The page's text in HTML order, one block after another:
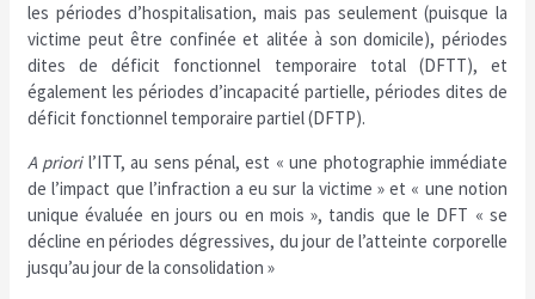
les périodes d’hospitalisation, mais pas seulement (puisque la
victime peut être confinée et alitée à son domicile), périodes
dites de déficit fonctionnel temporaire total (DFTT), et
également les périodes d’incapacité partielle, périodes dites de
déficit fonctionnel temporaire partiel (DFTP).
A prioril’ITT, au sens pénal, est « une photographie immédiate
de l’impact que l’infraction a eu sur la victime » et « une notion
unique évaluée en jours ou en mois », tandis que le DFT « se
décline en périodes dégressives, du jour de l’atteinte corporelle
jusqu’au jour de la consolidation »